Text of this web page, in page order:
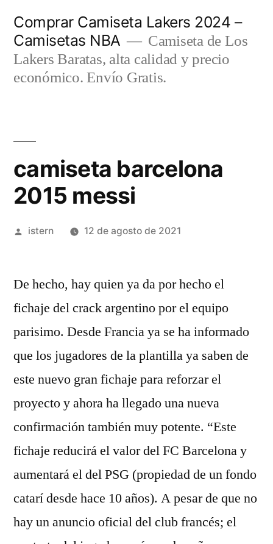
contenido
Comprar Camiseta Lakers 2024 –
Camisetas NBA
Camiseta de Los
Lakers Baratas, alta calidad y precio
económico. Envío Gratis.
camiseta barcelona
2015 messi
Publicado
istern 12 de agosto de 2021
De hecho, hay quien ya da por hecho el
fichaje del crack argentino por el equipo
parisimo. Desde Francia ya se ha informado
que los jugadores de la plantilla ya saben de
este nuevo gran fichaje para reforzar el
proyecto y ahora ha llegado una nueva
confirmación también muy potente. “Este
fichaje reducirá el valor del FC Barcelona y
aumentará el del PSG (propiedad de un fondo
catarí desde hace 10 años). A pesar de que no
hay un anuncio oficial del club francés; el